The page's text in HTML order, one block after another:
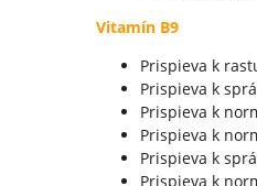
Vitamín B9
Prispieva k
Prispieva k
Prispieva k
Prispieva k
Prispieva k
Prispieva k